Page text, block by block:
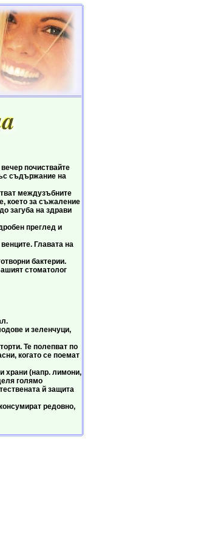
почиствайте
съдържание на
междузъбните
което за съжаление
загуба на здрави
преглед и
Главата на
бактерии.
стоматолог
и зеленчуци,
Те полепват по
когато се поемат
храни (напр. лимони,
голямо
й защита
редовно,